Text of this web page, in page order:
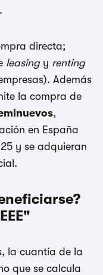
directa;
leasingy renting
Además
la compra de
,
en España
y se adquieran
la cuantía de la
que se calcula